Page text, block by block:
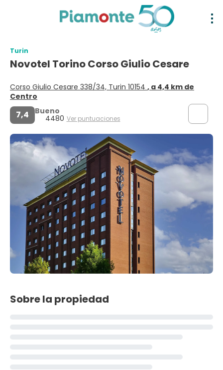
Turin
Novotel Torino Corso Giulio Cesare
Corso Giulio Cesare 338/34, Turin 10154 , a 4,4 km de
Centro
7,4 Bueno
4480 Ver puntuaciones
Sobre la propiedad